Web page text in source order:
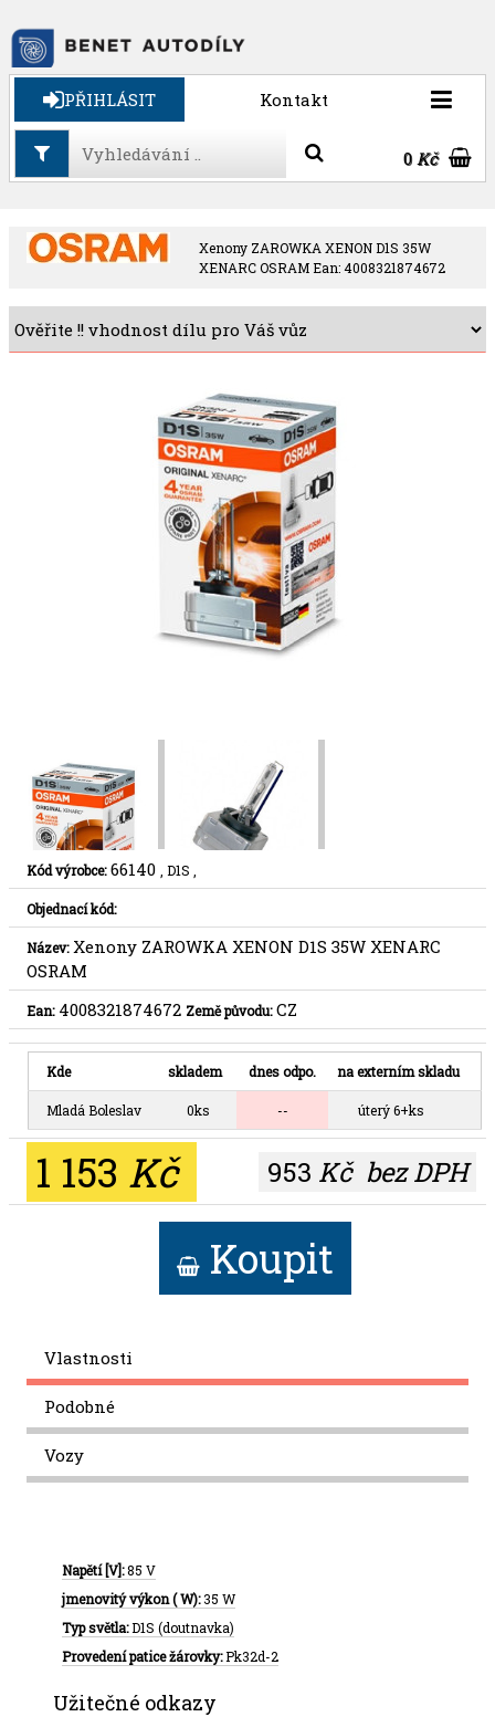
PŘIHLÁSIT Kontakt
0Kč
Xenony ZAROWKA XENON D1S 35W
XENARC OSRAM Ean: 4008321874672
Kód výrobce:66140 , D1S ,
Objednací kód:
Název:Xenony ZAROWKA XENON D1S 35W XENARC
OSRAM
Ean: 4008321874672 Země původu: CZ
Kde skladem dnes odpo. na externím skladu
Mladá Boleslav 0ks -- úterý 6+ks
1 153 Kč 953 Kč bez DPH
Koupit
Vlastnosti
Podobné
Vozy
Napětí [V]:85 V
jmenovitý výkon ( W):35 W
Typ světla:D1S (doutnavka)
Provedení patice žárovky:Pk32d-2
Užitečné odkazy